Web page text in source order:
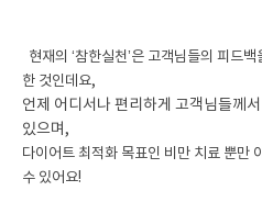
현재의 ‘참한실천’은 고객님들의 피드
한 것인데요,
언제 어디서나 편리하게 고객님들께
있으며,
다이어트 최적화 목표인 비만 치료 뿐만
수 있어요!